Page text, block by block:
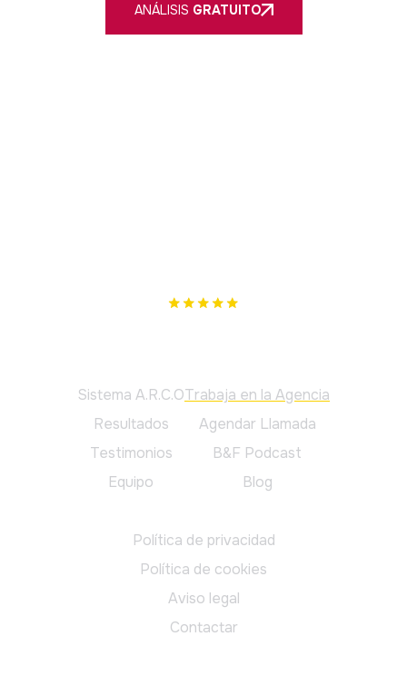
ANÁLISIS GRATUITO
Sistema A.R.C.O
Resultados
Testimonios
Equipo
Trabaja en la Agencia
Agendar Llamada
B&F Podcast
Blog
Política de privacidad
Política de cookies
Aviso legal
Contactar